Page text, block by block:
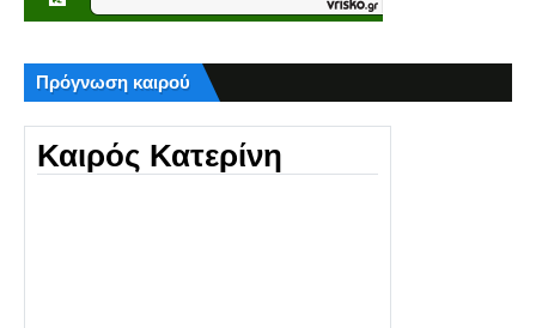
Πρόγνωση καιρού
Καιρός Κατερίνη